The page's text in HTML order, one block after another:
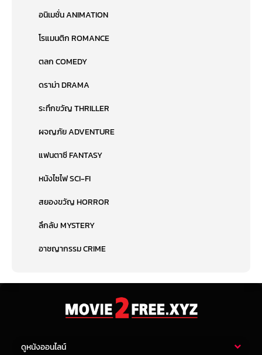
อนิเมชั่น ANIMATION
โรแมนติก ROMANCE
ตลก COMEDY
ดราม่า DRAMA
ระทึกขวัญ THRILLER
ผจญภัย ADVENTURE
แฟนตาซี FANTASY
หนังไซไฟ SCI-FI
สยองขวัญ HORROR
ลึกลับ MYSTERY
อาชญากรรม CRIME
ดูหนังออนไลน์